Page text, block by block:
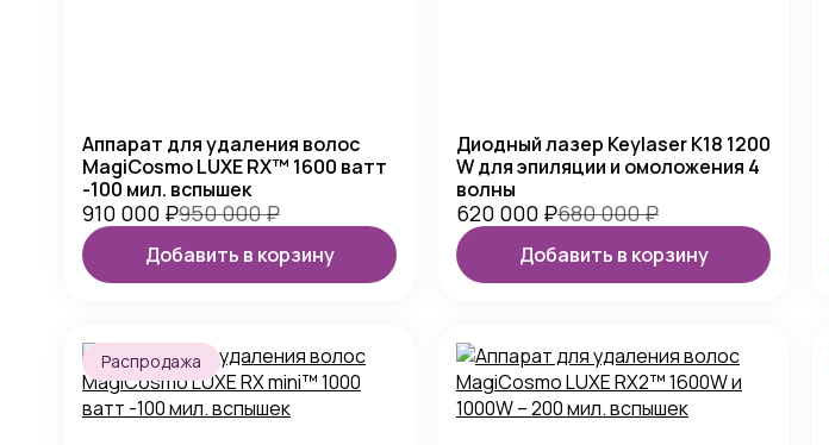
Аппарат для удаления волос
MagiCosmo LUXE RX™ 1600 ватт
-100 мил. вспышек
910 000 ₽950 000₽
Добавить в корзину
Диодный лазер Keylaser K18 1200
W для эпиляции и омоложения 4
волны
620 000 ₽680 000₽
Добавить в корзину
Распродажа